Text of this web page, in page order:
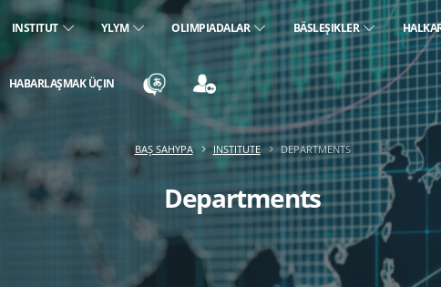
INSTITUT YLYM OLIMPIADALAR BÄSLEŞIKLER
HABARLAŞMAK ÜÇIN
Departments
BAŞ SAHYPA INSTITUTE DEPARTMENTS